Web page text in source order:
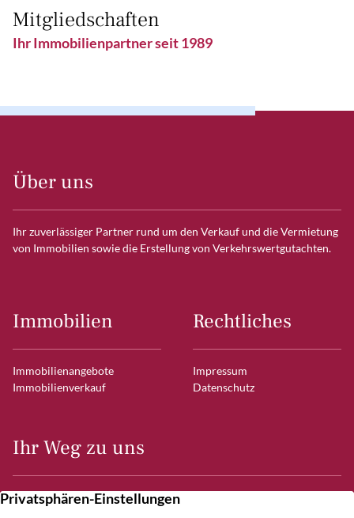
Mitgliedschaften
Ihr Immobilienpartner seit 1989
Über uns
Ihr zuverlässiger Partner rund um den Verkauf und die Vermietung
von Immobilien sowie die Erstellung von Verkehrswertgutachten.
Immobilien
Immobilienangebote
Immobilienverkauf
Rechtliches
Impressum
Datenschutz
Ihr Weg zu uns
Frahmredder 7